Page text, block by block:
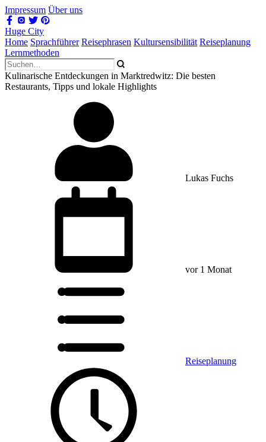
Impressum Über uns
Huge City
Home Sprachführer Reisephrasen Kultursensibilität Reiseplanung
Lernmethoden
Kulinarische Entdeckungen in Marktredwitz: Die besten
Restaurants, Tipps und lokale Highlights
Lukas Fuchs
vor 1 Monat
Reiseplanung